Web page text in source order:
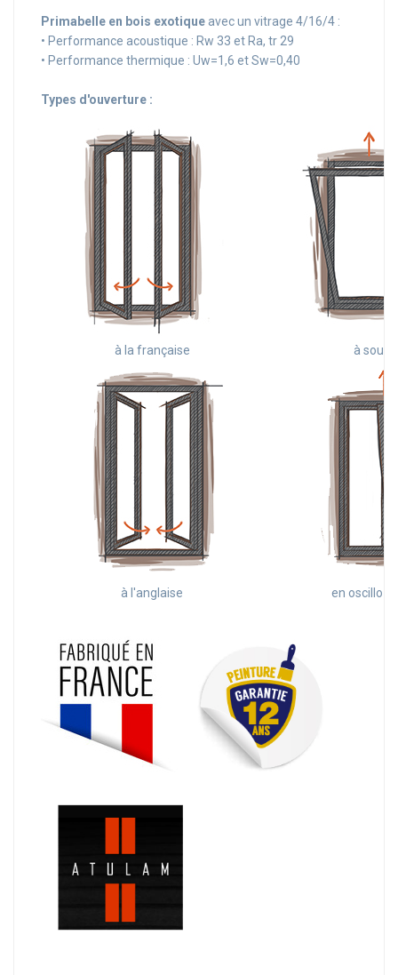
Primabelle en bois exotique avec un vitrage 4/16/4 :
• Performance acoustique : Rw 33 et Ra, tr 29
• Performance thermique : Uw=1,6 et Sw=0,40
Types d'ouverture :
à la française à
à l'anglaise en oscillo-